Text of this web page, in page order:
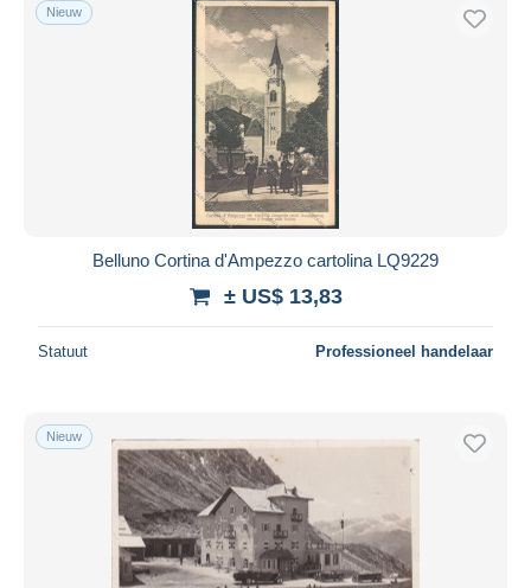
Nieuw
Belluno Cortina d'Ampezzo cartolina LQ9229
± US$ 13,83
Statuut Professioneel handelaar
Nieuw